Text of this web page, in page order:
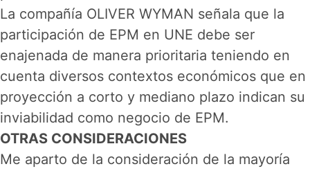
La compañía OLIVER WYMAN señala que la
participación de EPM en UNE debe ser
enajenada de manera prioritaria teniendo en
cuenta diversos contextos económicos que en
proyección a corto y mediano plazo indican su
inviabilidad como negocio de EPM.
OTRAS CONSIDERACIONES
Me aparto de la consideración de la mayoría